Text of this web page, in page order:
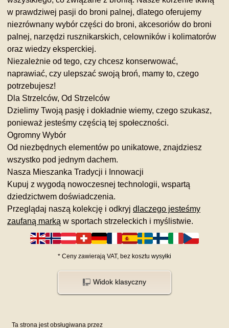
w prawdziwej pasji do broni palnej, dlatego oferujemy
niezrównany wybór części do broni, akcesoriów do broni
palnej, narzędzi rusznikarskich, celowników i kolimatorów
oraz wiedzy eksperckiej.
Niezależnie od tego, czy chcesz konserwować,
naprawiać, czy ulepszać swoją broń, mamy to, czego
potrzebujesz!
Dla Strzelców, Od Strzelców
Dzielimy Twoją pasję i dokładnie wiemy, czego szukasz,
ponieważ jesteśmy częścią tej społeczności.
Ogromny Wybór
Od niezbędnych elementów po unikatowe, znajdziesz
wszystko pod jednym dachem.
Nasza Mieszanka Tradycji i Innowacji
Kupuj z wygodą nowoczesnej technologii, wspartą
dziedzictwem doświadczenia.
Przeglądaj naszą kolekcję i odkryj dlaczego jesteśmy
zaufaną marką w sportach strzeleckich i myślistwie.
* Ceny zawierają VAT, bez kosztu wysyłki
Widok klasyczny
Ta strona jest obsługiwana przez